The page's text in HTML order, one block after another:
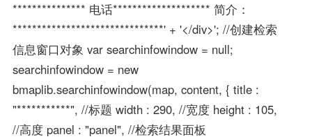
*************** 电话******************** 简介：
*******************************' + '</div>'; //创建检索
信息窗口对象 var searchinfowindow = null;
searchinfowindow = new
bmaplib.searchinfowindow(map, content, { title :
"***********", //标题 width : 290, //宽度 height : 105,
//高度 panel : "panel", //检索结果面板